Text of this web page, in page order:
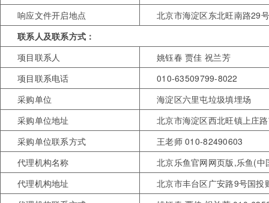
响应文件开启地点
北京市海淀区东北旺南路29
联系人及联系方式：
项目联系人
姚钰春 贾佳 祝兰芳
项目联系电话
010-63509799-8022
采购单位
海淀区六里屯垃圾填埋场
采购单位地址
北京市海淀区西北旺镇上庄
采购单位联系方式
王老师 010-82490603
代理机构名称
北京乐鱼官网网页版,乐鱼(
代理机构地址
北京市丰台区广安路9号国投